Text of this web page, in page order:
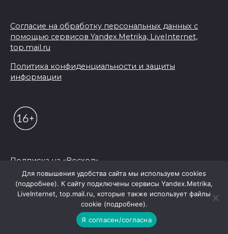
Согласие на обработку персональных данных с
помощью сервисов Yandex.Metrika, LiveInternet,
top.mail.ru
Политика конфиденциальности и защиты
информации
Подписка на «Восход»
© 2026 Редакция "Восход"
Для повышения удобства сайта мы используем cookies
(подробнее). К сайту подключены сервисы Yandex.Metrika,
LiveInternet, top.mail.ru, которые также использует файлы
cookie (подробнее).
Я согласен/согласна